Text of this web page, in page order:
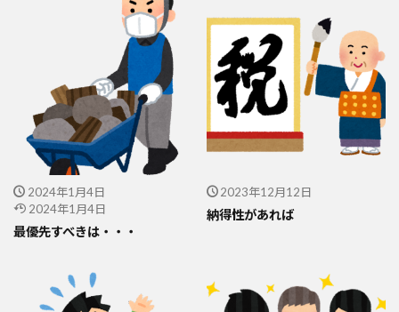
2024年1月4日
2024年1月4日
最優先すべきは・・・
2023年12月12日
納得性があれば